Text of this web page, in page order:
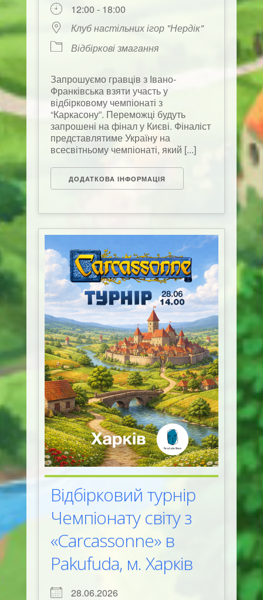
12:00 - 18:00
Клуб настільних ігор "Нердік"
Відбіркові змагання
Запрошуємо гравців з Івано-
Франківська взяти участь у
відбірковому чемпіонаті з
“Каркасону”. Переможці будуть
запрошені на фінал у Києві. Фіналіст
представлятиме Україну на
всесвітньому чемпіонаті, який [...]
ДОДАТКОВА ІНФОРМАЦІЯ
Відбірковий турнір
Чемпіонату світу з
«Carcassonne» в
Pakufuda, м. Харків
28.06.2026